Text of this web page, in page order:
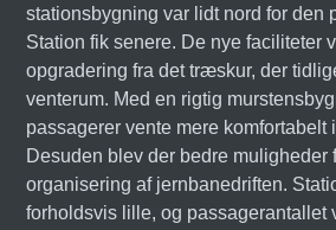
stationsbygning var lidt nord for den
Station fik senere. De nye faciliteter
opgradering fra det træskur, der
venterum. Med en rigtig
passagerer vente mere
Desuden blev der bedre muligheder
organisering af jernbanedriften.
forholdsvis lille, og passagerantallet